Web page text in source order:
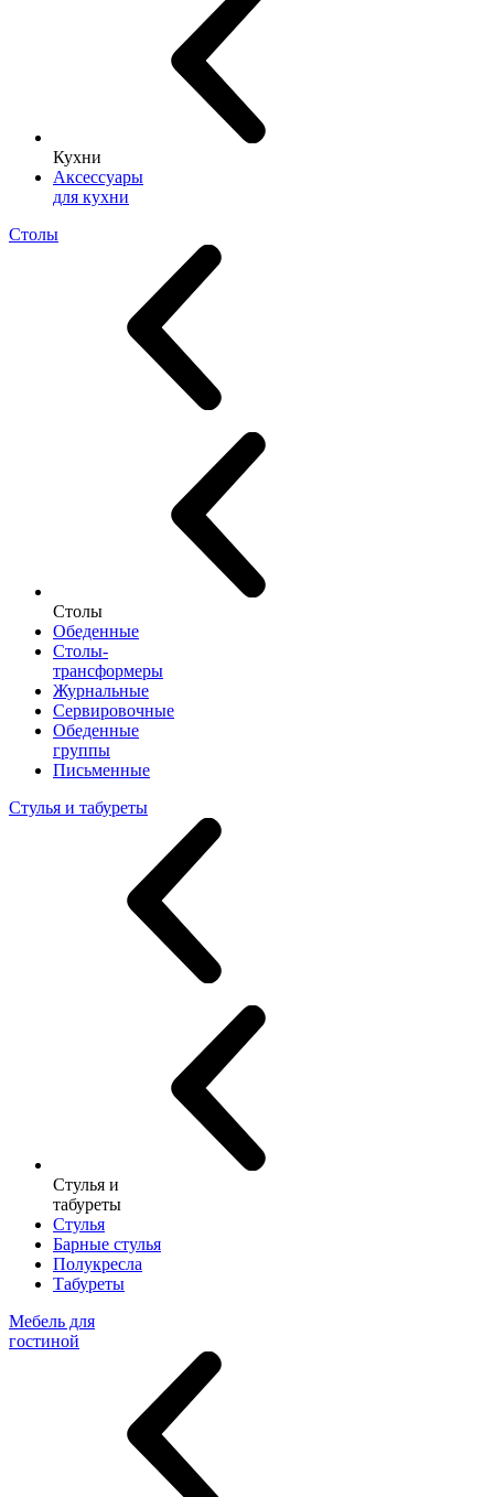
Кухни
Аксессуары
для кухни
Столы
Столы
Обеденные
Столы-
трансформеры
Журнальные
Сервировочные
Обеденные
группы
Письменные
Стулья и табуреты
Стулья и
табуреты
Стулья
Барные стулья
Полукресла
Табуреты
Мебель для
гостиной